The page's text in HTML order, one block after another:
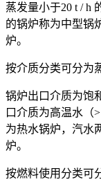
蒸发量小于20 t / h
的锅炉称为中型锅
炉。
按介质分类可分为
锅炉出口介质为饱
口介质为高温水
为热水锅炉，汽水
炉。
按燃料使用分类可